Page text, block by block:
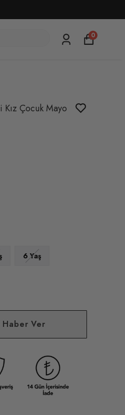
0
Çocuk Mayo
6 Yaş
Ver